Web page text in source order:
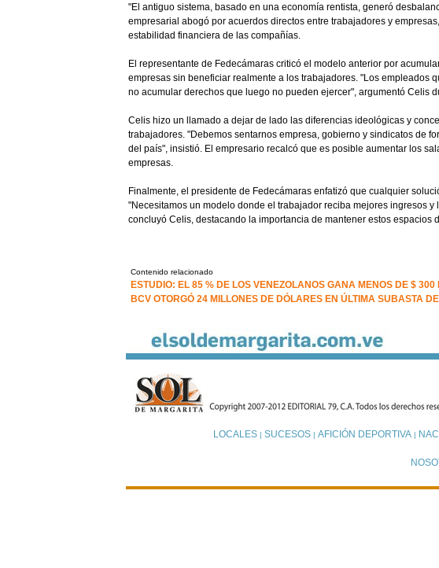
"El antiguo sistema, basado en una economía rentista, generó
empresarial abogó por acuerdos directos entre trabajadores y
estabilidad financiera de las compañías.
El representante de Fedecámaras criticó el modelo anterior por
empresas sin beneficiar realmente a los trabajadores. "Los empleados
no acumular derechos que luego no pueden ejercer", argumentó Celis
Celis hizo un llamado a dejar de lado las diferencias ideológicas y
trabajadores. "Debemos sentarnos empresa, gobierno y sindicatos de
del país", insistió. El empresario recalcó que es posible aumentar los
empresas.
Finalmente, el presidente de Fedecámaras enfatizó que cualquier
"Necesitamos un modelo donde el trabajador reciba mejores ingresos
concluyó Celis, destacando la importancia de mantener estos
Contenido relacionado
ESTUDIO: EL 85 % DE LOS VENEZOLANOS GANA MENOS DE $ 300
BCV OTORGÓ 24 MILLONES DE DÓLARES EN ÚLTIMA SUBASTA
LOCALES| SUCESOS| AFICIÓN DEPORTIVA|